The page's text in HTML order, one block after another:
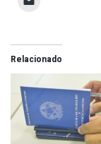
Relacionado